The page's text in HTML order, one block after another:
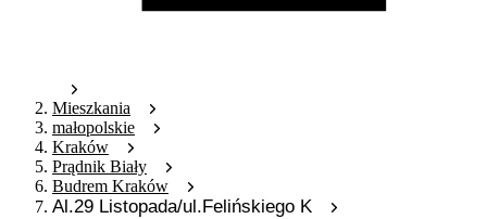
Mieszkania
małopolskie
Kraków
Prądnik Biały
Budrem Kraków
Al.29 Listopada/ul.Felińskiego K